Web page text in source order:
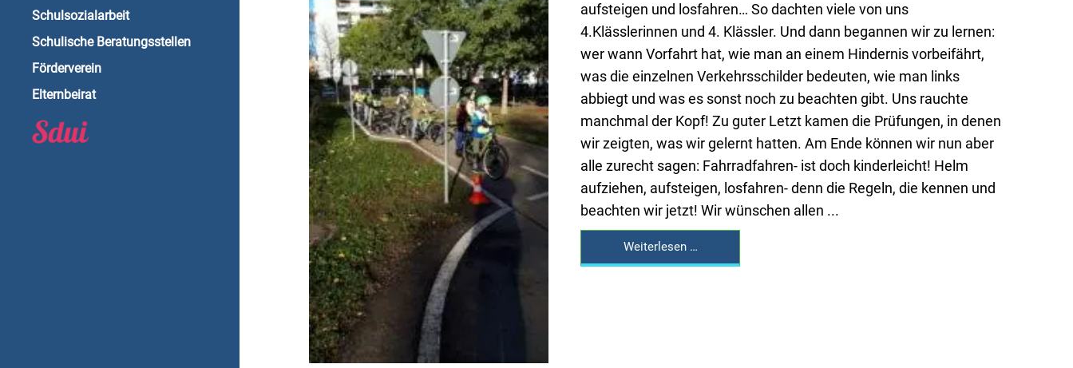
Schulsozialarbeit
Schulische Beratungsstellen
Förderverein
Elternbeirat
aufsteigen und losfahren… So dachten viele von uns
4.Klässlerinnen und 4. Klässler. Und dann begannen wir zu lernen:
wer wann Vorfahrt hat, wie man an einem Hindernis vorbeifährt,
was die einzelnen Verkehrsschilder bedeuten, wie man links
abbiegt und was es sonst noch zu beachten gibt. Uns rauchte
manchmal der Kopf! Zu guter Letzt kamen die Prüfungen, in denen
wir zeigten, was wir gelernt hatten. Am Ende können wir nun aber
alle zurecht sagen: Fahrradfahren- ist doch kinderleicht! Helm
aufziehen, aufsteigen, losfahren- denn die Regeln, die kennen und
beachten wir jetzt! Wir wünschen allen ...
Weiterlesen …